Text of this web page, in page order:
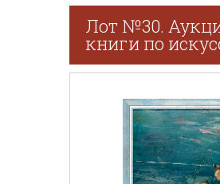
Лот №30.
книги по